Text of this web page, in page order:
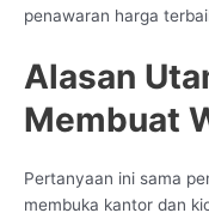
penawaran harga
Alasan
Membuat
Pertanyaan ini sama
membuka kantor dan